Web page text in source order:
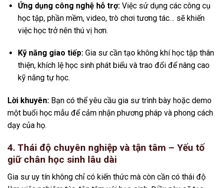
Ứng dụng công nghệ hỗ trợ:Việc sử dụng các công cụ
học tập, phần mềm, video, trò chơi tương tác… sẽ khiến
việc học trở nên thú vị hơn.
Kỹ năng giao tiếp:Gia sư cần tạo không khí học tập thân
thiện, khích lệ học sinh phát biểu và trao đổi để nâng cao
kỹ năng tự học.
Lời khuyên: Bạn có thể yêu cầu gia sư trình bày hoặc demo
một buổi học mẫu để cảm nhận phương pháp và phong cách
dạy của họ.
4. Thái độ chuyên nghiệp và tận tâm – Yếu tố
giữ chân học sinh lâu dài
Gia sư uy tín không chỉ có kiến thức mà còn cần có thái độ